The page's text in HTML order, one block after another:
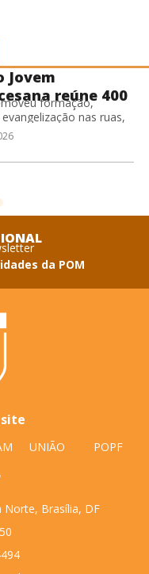
Jovem
reúne 400
RJ
formação,
nas ruas,
compromisso missionário
Arquidiocese de São
de Janeiro.
da POM
UNIÃO POPF
Norte, Brasília, DF